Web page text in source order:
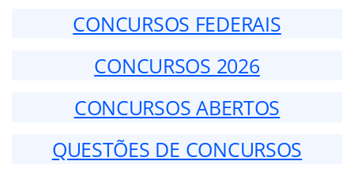
CONCURSOS FEDERAIS
CONCURSOS 2026
CONCURSOS ABERTOS
QUESTÕES DE CONCURSOS